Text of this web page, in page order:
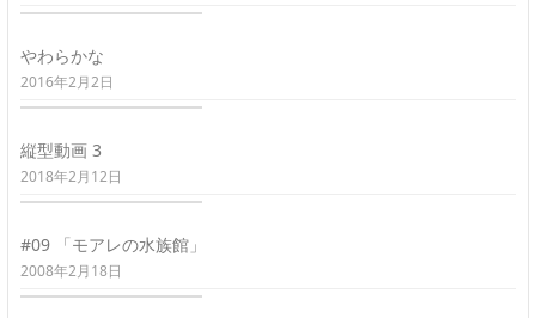
やわらかな
2016年2月2日
縦型動画 3
2018年2月12日
#09 「モアレの水族館」
2008年2月18日